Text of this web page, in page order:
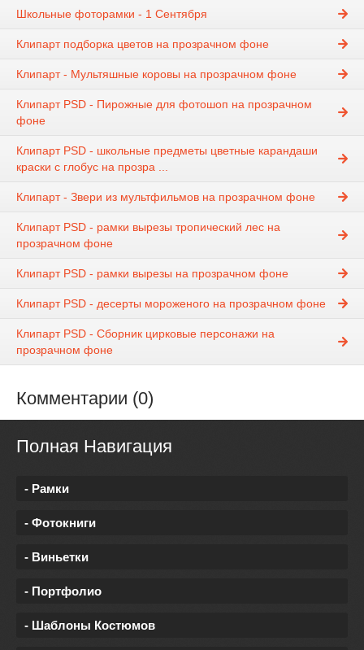
Школьные фоторамки - 1 Сентября
Клипарт подборка цветов на прозрачном фоне
Клипарт - Мультяшные коровы на прозрачном фоне
Клипарт PSD - Пирожные для фотошоп на прозрачном
фоне
Клипарт PSD - школьные предметы цветные карандаши
краски с глобус на прозра ...
Клипарт - Звери из мультфильмов на прозрачном фоне
Клипарт PSD - рамки вырезы тропический лес на
прозрачном фоне
Клипарт PSD - рамки вырезы на прозрачном фоне
Клипарт PSD - десерты мороженого на прозрачном фоне
Клипарт PSD - Сборник цирковые персонажи на
прозрачном фоне
Комментарии (0)
Полная Навигация
- Рамки
- Фотокниги
- Виньетки
- Портфолио
- Шаблоны Костюмов